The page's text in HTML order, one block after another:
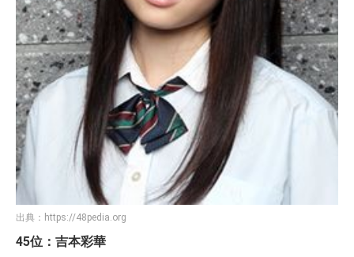
出典： https://48pedia.org
45位：吉本彩華